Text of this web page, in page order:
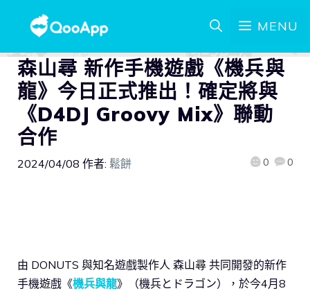
MENU
森山尋 新作手機遊戲《機兵與
龍》今日正式推出！確定將與
《D4DJ Groovy Mix》聯動
合作
2024/04/08 作者: 鬆餅 0 0
由 DONUTS 與知名遊戲製作人 森山尋 共同開發的新作
手機遊戲《機兵與龍》（機兵とドラゴン），於今4月8